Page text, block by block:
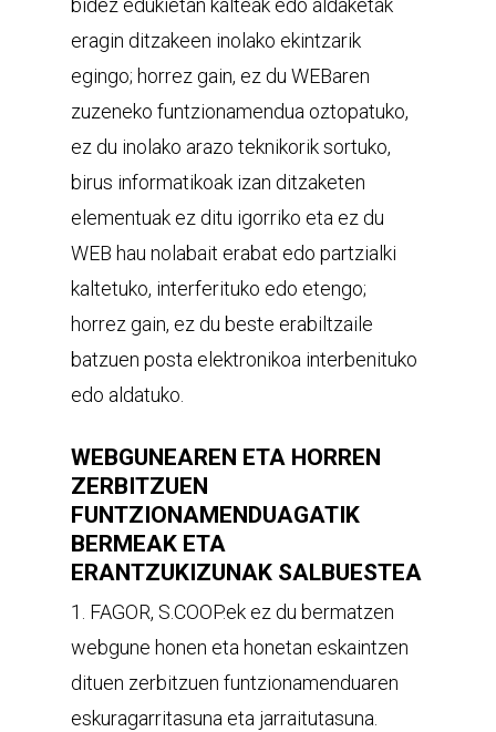
bidez edukietan kalteak edo aldaketak
eragin ditzakeen inolako ekintzarik
egingo; horrez gain, ez du WEBaren
zuzeneko funtzionamendua oztopatuko,
ez du inolako arazo teknikorik sortuko,
birus informatikoak izan ditzaketen
elementuak ez ditu igorriko eta ez du
WEB hau nolabait erabat edo partzialki
kaltetuko, interferituko edo etengo;
horrez gain, ez du beste erabiltzaile
batzuen posta elektronikoa interbenituko
edo aldatuko.
WEBGUNEAREN ETA HORREN
ZERBITZUEN
FUNTZIONAMENDUAGATIK
BERMEAK ETA
ERANTZUKIZUNAK SALBUESTEA
1. FAGOR, S.COOP.ek ez du bermatzen
webgune honen eta honetan eskaintzen
dituen zerbitzuen funtzionamenduaren
eskuragarritasuna eta jarraitutasuna.